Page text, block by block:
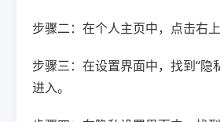
步骤二：在个人主页中，点击右上
步骤三：在设置界面中，找到“隐
进入。